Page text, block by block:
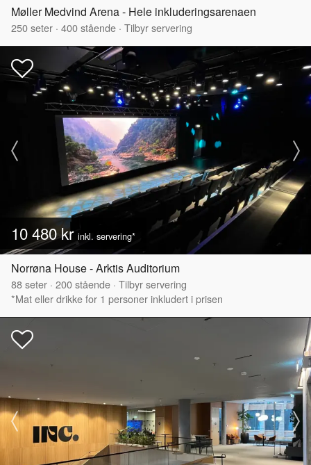
Møller Medvind Arena - Hele inkluderingsarenaen
250seter · 400stående · Tilbyr servering
10 480 kr inkl. servering*
Norrøna House - Arktis Auditorium
88seter · 200stående · Tilbyr servering
*Mat eller drikke for 1 personer inkludert i prisen